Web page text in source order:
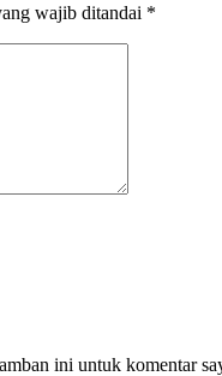
wajib ditandai *
ini untuk komentar